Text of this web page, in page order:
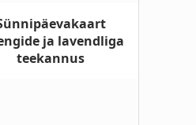
ja lavendliga
teekannus